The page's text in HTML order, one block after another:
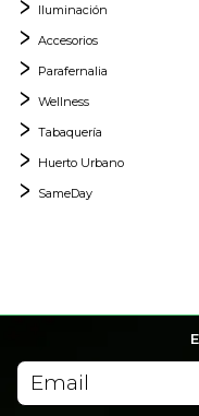
Iluminación
Accesorios
Parafernalia
Wellness
Tabaquería
Huerto Urbano
SameDay